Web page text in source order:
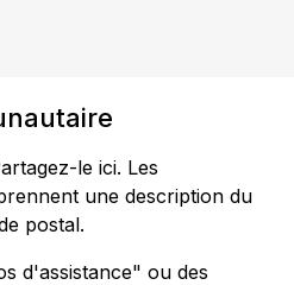
le ici. Les
une description du
postal.
d'assistance" ou des